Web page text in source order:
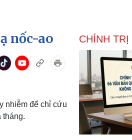
Doanh nghiệp
Thông tin doanh nghiệp
Doanh nghiệp 24h
nốc-ao
nhiễm để chỉ cứu
tháng.
CHÍNH TRỊ